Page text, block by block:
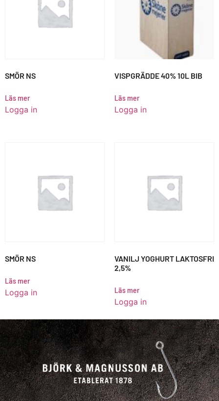
SMÖR NS
Läs mer
Logga in
VISPGRÄDDE 40% 10L BIB
Läs mer
Logga in
SMÖR NS
Läs mer
Logga in
VANILJ YOGHURT LAKTOSFRI
2,5%
Läs mer
Logga in